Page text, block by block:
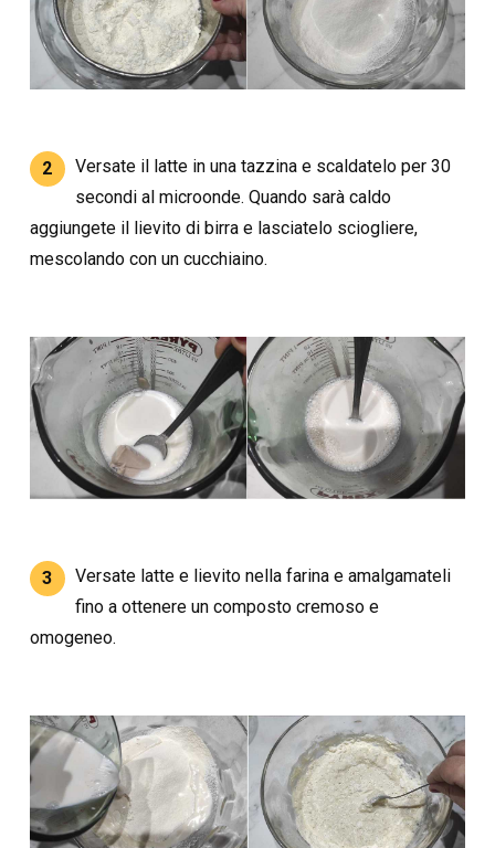
2
Versate il latte in una tazzina e scaldatelo per 30
secondi al microonde. Quando sarà caldo
aggiungete il lievito di birra e lasciatelo sciogliere,
mescolando con un cucchiaino.
3
Versate latte e lievito nella farina e amalgamateli
fino a ottenere un composto cremoso e
omogeneo.